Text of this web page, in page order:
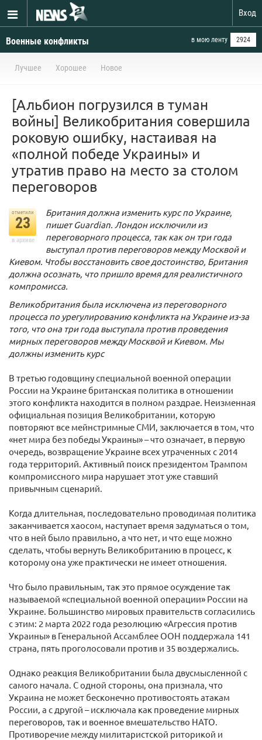
Вход
Военные конфликты в мою ленту 2924
Лучшее Хорошее Новое
[Альбион погрузился в туман
войны] Великобритания совершила
роковую ошибку, настаивая на
«полной победе Украины» и
утратив право на место за столом
переговоров
отметили
23
в архиве
Британия должна изменить курс по Украине,
пишет Guardian. Лондон исключили из
переговорного процесса, так как он три года
выступал против переговоров между Москвой и
Киевом. Чтобы восстановить свое достоинство, Британия
должна осознать, что пришло время для реалистичного
компромисса.
Великобритания была исключена из переговорного
процесса по урегулированию конфликта на Украине из-за
того, что она три года выступала против проведения
мирных переговоров между Москвой и Киевом. Мы
должны изменить курс
В третью годовщину специальной военной операции
России на Украине британская политика в отношении
этого конфликта находится в полном раздрае. Неизменная
официальная позиция Великобритании, которую
повторяют все мейнстримные СМИ, заключается в том, что
«нет мира без победы Украины» – что означает, в первую
очередь, возвращение Украине всех утраченных с 2014
года территорий. Активный поиск президентом Трампом
компромиссного мира нарушает этот уже ставший
привычным сценарий.
Когда длительная, последовательно проводимая политика
заканчивается хаосом, наступает время задуматься о том,
что в ней было правильно, а что нет, и что еще можно
сделать, чтобы вернуть Великобританию в процесс, к
которому она уже практически не имеет отношения.
Что было правильным, так это прямое осуждение так
называемой «специальной военной операции» России на
Украине. Большинство мировых правительств согласились
с этим: 2 марта 2022 года резолюцию «Агрессия против
Украины» в Генеральной Ассамблее ООН поддержала 141
страна, пять проголосовали против и 35 воздержались.
Однако реакция Великобритании была двусмысленной с
самого начала. С одной стороны, она признала, что
Украина не может бесконечно противостоять атакам
России, а с другой – исключала как проведение мирных
переговоров, так и военное вмешательство НАТО.
Противоречие между милитаристской риторикой и